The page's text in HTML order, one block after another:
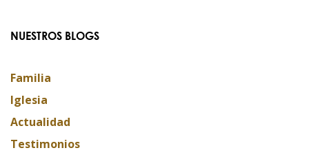
NUESTROS BLOGS
Familia
Iglesia
Actualidad
Testimonios